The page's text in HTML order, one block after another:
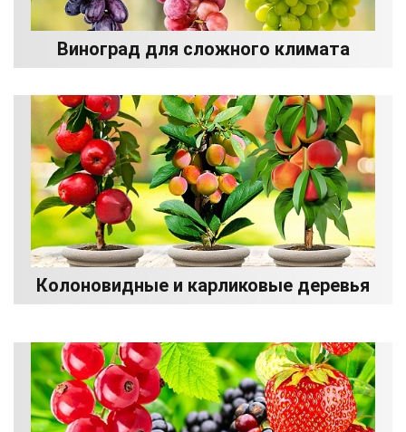
Виноград для сложного климата
Колоновидные и карликовые деревья